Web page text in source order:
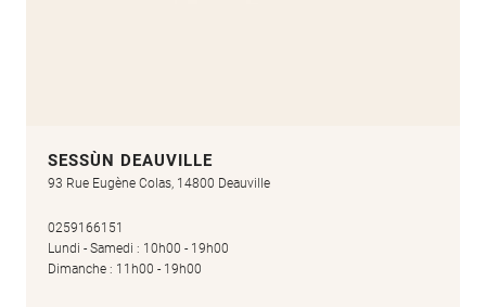
SESSÙN DEAUVILLE
93 Rue Eugène Colas, 14800 Deauville
0259166151
Lundi - Samedi : 10h00 - 19h00
Dimanche : 11h00 - 19h00